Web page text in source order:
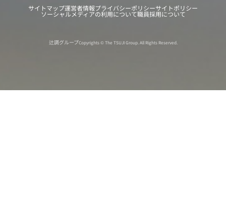
サイトマップ運営者情報プライバシーポリシーサイトポリシー
ソーシャルメディアの利用について職員採用について
辻調グループCopyrights © The TSUJI Group. All Rights Reserved.